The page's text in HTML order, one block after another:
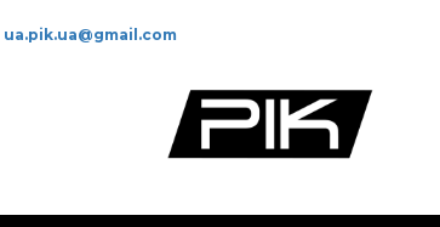
ua.pik.ua@gmail.com